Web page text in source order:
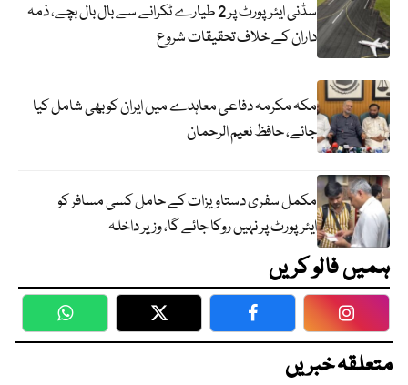
سڈنی ایئرپورٹ پر 2 طیارے ٹکرانے سے بال بال بچے، ذمہ
داران کے خلاف تحقیقات شروع
مکہ مکرمہ دفاعی معاہدے میں ایران کو بھی شامل کیا
جائے، حافظ نعیم الرحمان
مکمل سفری دستاویزات کے حامل کسی مسافر کو
ایئرپورٹ پر نہیں روکا جائے گا، وزیر داخلہ
ہمیں فالو کریں
WhatsApp Twitter Facebook
متعلقہ خبریں